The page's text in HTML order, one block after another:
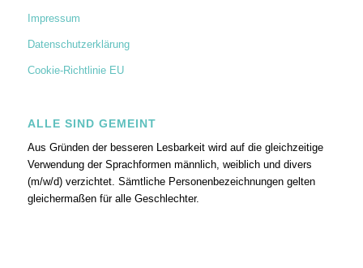
Impressum
Datenschutzerklärung
Cookie-Richtlinie EU
ALLE SIND GEMEINT
Aus Gründen der besseren Lesbarkeit wird auf die gleichzeitige
Verwendung der Sprachformen männlich, weiblich und divers
(m/w/d) verzichtet. Sämtliche Personenbezeichnungen gelten
gleichermaßen für alle Geschlechter.